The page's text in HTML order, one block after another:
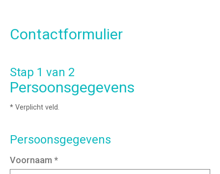
Contactformulier
Stap 1 van 2
Persoonsgegevens
* Verplicht veld.
Persoonsgegevens
Voornaam *